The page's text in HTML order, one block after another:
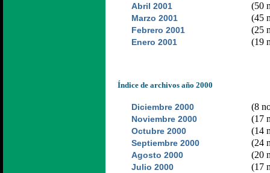
Abril 2001 (50
Marzo 2001 (45
Febrero 2001 (25
Enero 2001 (19
Índice de archivos año 2000
Diciembre 2000 (8
Noviembre 2000 (17
Octubre 2000 (14
Septiembre 2000 (24
Agosto 2000 (20
Julio 2000 (17